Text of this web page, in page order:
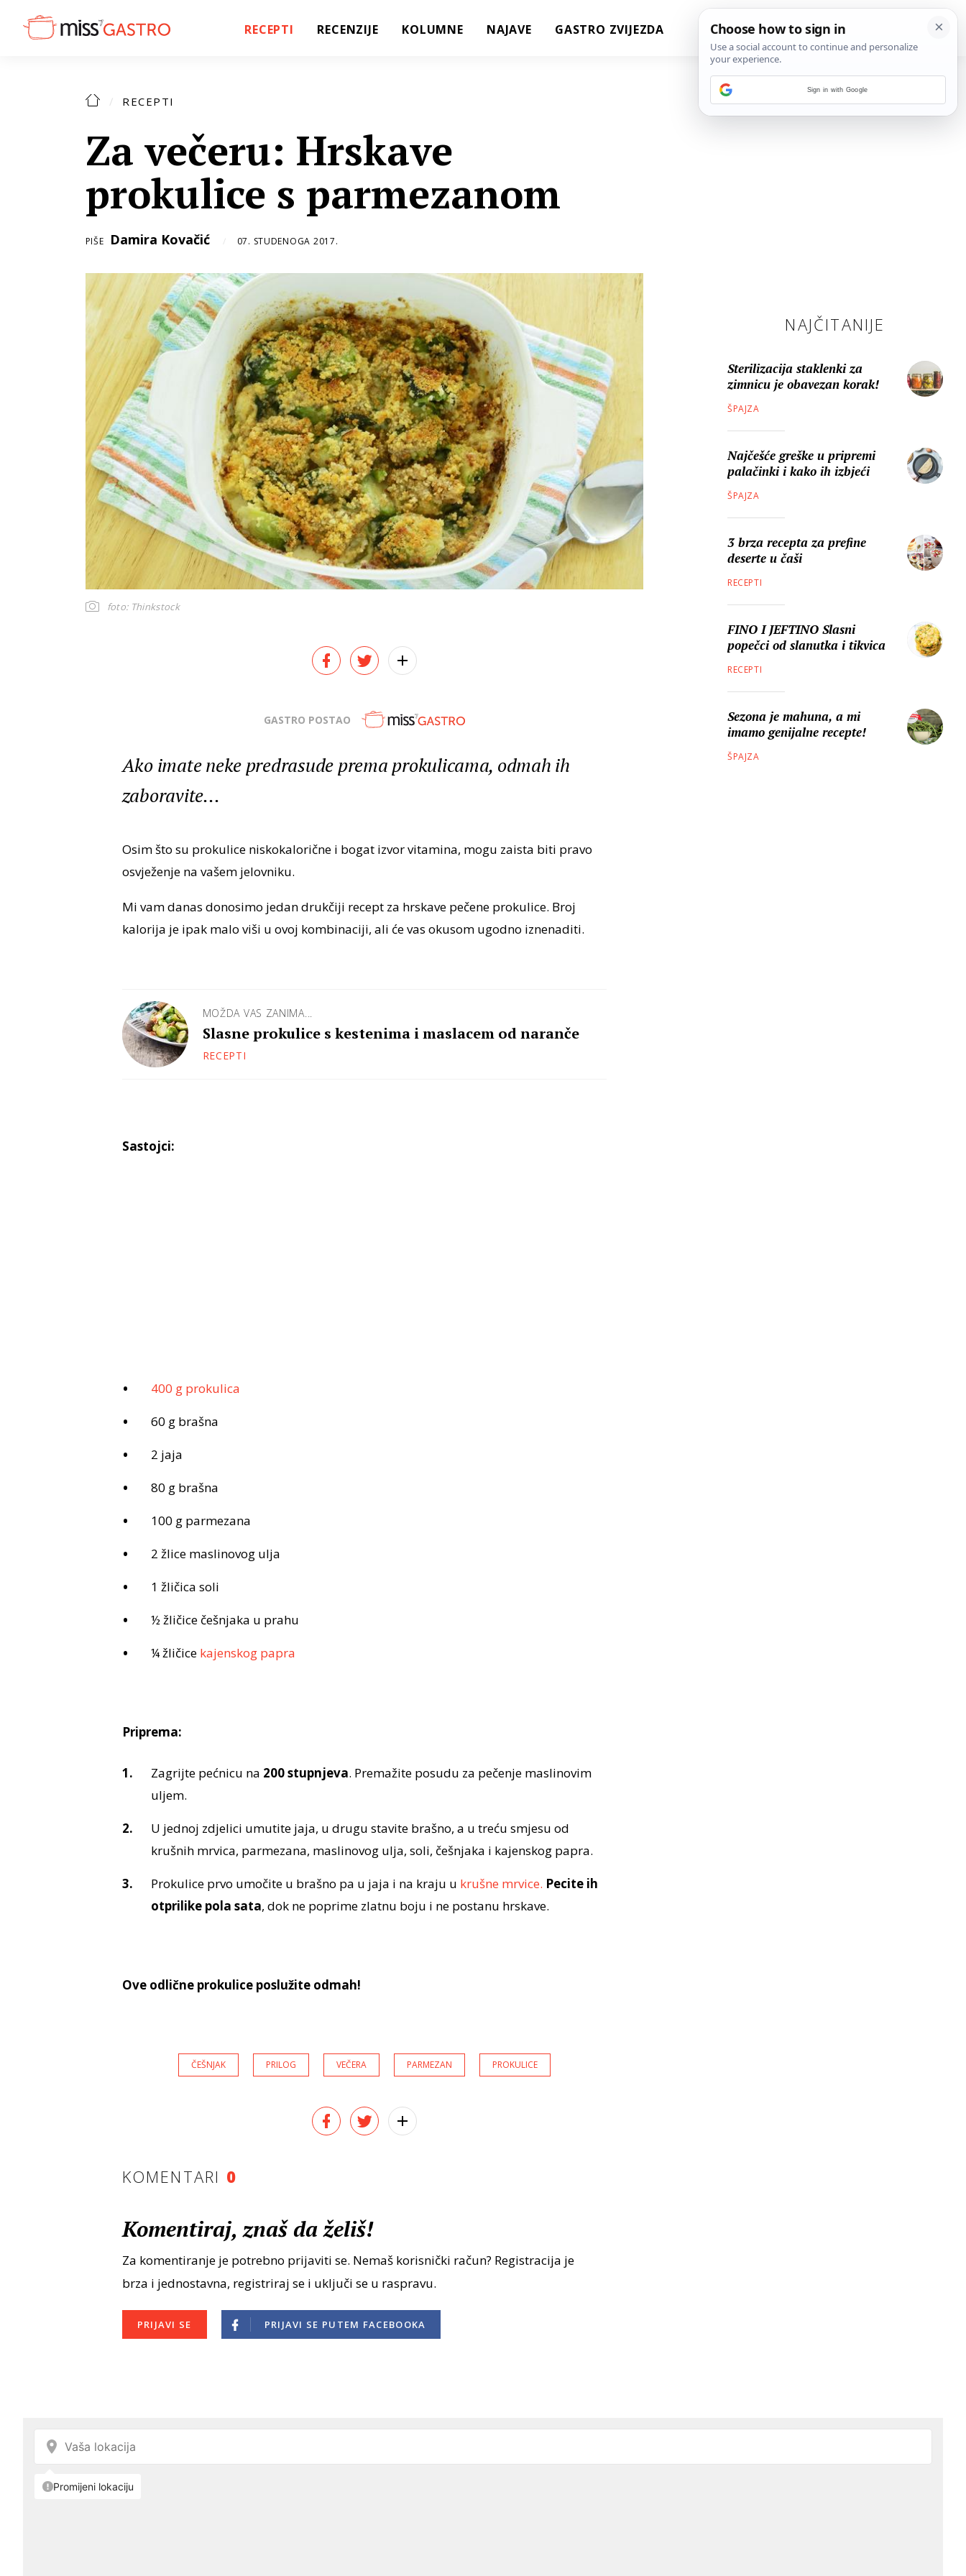
RECEPTI RECENZIJE KOLUMNE NAJAVE GASTRO ZVIJEZDA
RECEPTI
Za večeru: Hrskave
prokulice s parmezanom
PIŠE Damira Kovačić 07. STUDENOGA 2017.
foto: Thinkstock
GASTRO POSTAO
Ako imate neke predrasude prema prokulicama, odmah ih
zaboravite...
Osim što su prokulice niskokalorične i bogat izvor vitamina, mogu zaista biti pravo
osvježenje na vašem jelovniku.
Mi vam danas donosimo jedan drukčiji recept za hrskave pečene prokulice. Broj
kalorija je ipak malo viši u ovoj kombinaciji, ali će vas okusom ugodno iznenaditi.
MOŽDA VAS ZANIMA...
Slasne prokulice s kestenima i maslacem od naranče
RECEPTI
Sastojci:
400 g prokulica
60 g brašna
2 jaja
80 g brašna
100 g parmezana
2 žlice maslinovog ulja
1 žličica soli
½ žličice češnjaka u prahu
¼ žličice kajenskog papra
Priprema:
Zagrijte pećnicu na 200 stupnjeva. Premažite posudu za pečenje maslinovim
uljem.
U jednoj zdjelici umutite jaja, u drugu stavite brašno, a u treću smjesu od
krušnih mrvica, parmezana, maslinovog ulja, soli, češnjaka i kajenskog papra.
Prokulice prvo umočite u brašno pa u jaja i na kraju u krušne mrvice. Pecite ih
otprilike pola sata, dok ne poprime zlatnu boju i ne postanu hrskave.
Ove odlične prokulice poslužite odmah!
ČEŠNJAK PRILOG VEČERA PARMEZAN PROKULICE
KOMENTARI 0
Komentiraj, znaš da želiš!
Za komentiranje je potrebno prijaviti se. Nemaš korisnički račun? Registracija je
brza i jednostavna, registriraj se i uključi se u raspravu.
PRIJAVI SE PRIJAVI SE PUTEM FACEBOOKA
NAJČITANIJE
Sterilizacija staklenki za
zimnicu je obavezan korak!
ŠPAJZA
Najčešće greške u pripremi
palačinki i kako ih izbjeći
ŠPAJZA
3 brza recepta za prefine
deserte u čaši
RECEPTI
FINO I JEFTINO Slasni
popečci od slanutka i tikvica
RECEPTI
Sezona je mahuna, a mi
imamo genijalne recepte!
ŠPAJZA
Sign in with Google